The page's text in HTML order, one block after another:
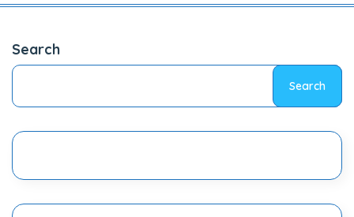
Search
Search